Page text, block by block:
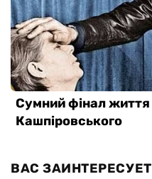
ВАС ЗАИНТЕРЕСУЕТ